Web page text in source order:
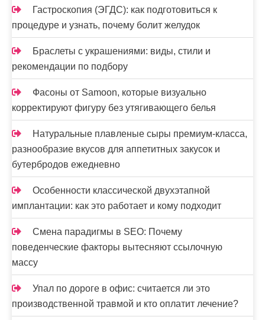
Гастроскопия (ЭГДС): как подготовиться к
процедуре и узнать, почему болит желудок
Браслеты с украшениями: виды, стили и
рекомендации по подбору
Фасоны от Samoon, которые визуально
корректируют фигуру без утягивающего белья
Натуральные плавленые сыры премиум-класса,
разнообразие вкусов для аппетитных закусок и
бутербродов ежедневно
Особенности классической двухэтапной
имплантации: как это работает и кому подходит
Смена парадигмы в SEO: Почему
поведенческие факторы вытесняют ссылочную
массу
Упал по дороге в офис: считается ли это
производственной травмой и кто оплатит лечение?